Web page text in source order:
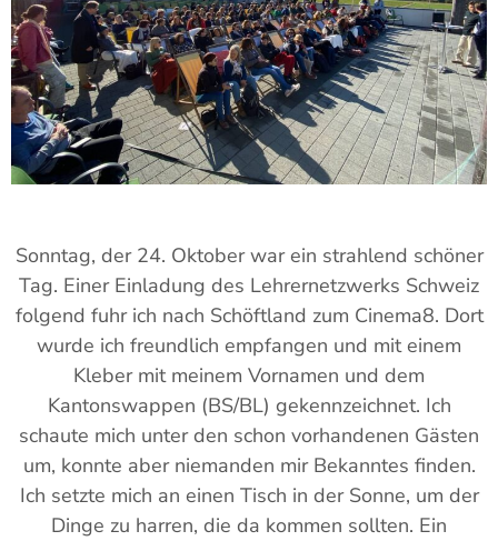
Sonntag, der 24. Oktober war ein strahlend schöner
Tag. Einer Einladung des Lehrernetzwerks Schweiz
folgend fuhr ich nach Schöftland zum Cinema8. Dort
wurde ich freundlich empfangen und mit einem
Kleber mit meinem Vornamen und dem
Kantonswappen (BS/BL) gekennzeichnet. Ich
schaute mich unter den schon vorhandenen Gästen
um, konnte aber niemanden mir Bekanntes finden.
Ich setzte mich an einen Tisch in der Sonne, um der
Dinge zu harren, die da kommen sollten. Ein